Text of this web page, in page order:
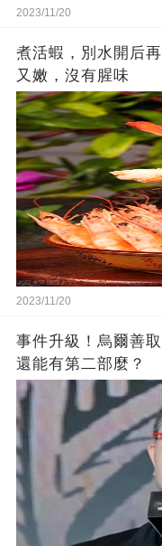
2023/11/20
煮活蝦，別水開后
又嫩，沒有腥味
2023/11/20
事件升級！烏爾善
還能有第二部麼？